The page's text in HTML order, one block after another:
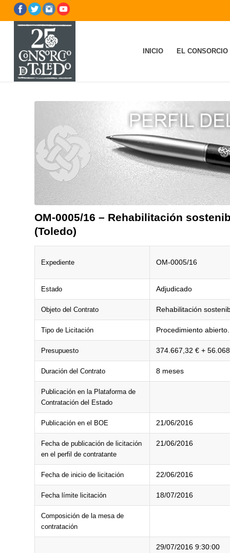
INICIO EL CONSORCIO
OM-0005/16 – Rehabilitación
(Toledo)
Expediente OM-0005/16
Estado Adjudicado
Objeto del Contrato Rehabilitación
Tipo de Licitación Procedimiento abierto.
Presupuesto 374.667,32 € +
Duración del Contrato 8 meses
Publicación en la Plataforma de
Contratación del Estado
Publicación en el BOE 21/06/2016
Fecha de publicación de licitación
en el perfil de contratante
21/06/2016
Fecha de inicio de licitación 22/06/2016
Fecha límite licitación 18/07/2016
Composición de la mesa de
contratación
29/07/2016 9:30:00